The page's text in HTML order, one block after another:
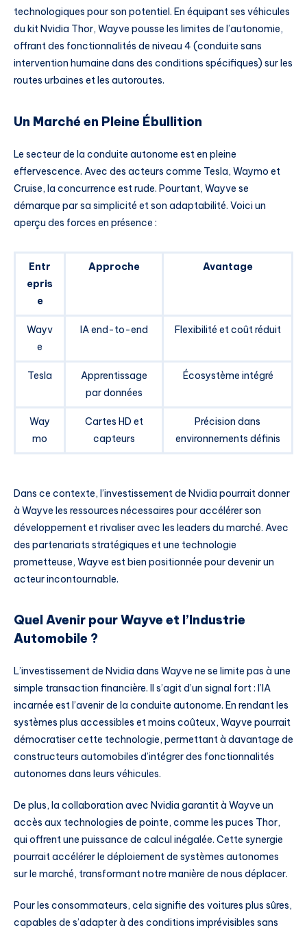
technologiques pour son potentiel. En équipant ses véhicules
du kit Nvidia Thor, Wayve pousse les limites de l’autonomie,
offrant des fonctionnalités de niveau 4 (conduite sans
intervention humaine dans des conditions spécifiques) sur les
routes urbaines et les autoroutes.
Un Marché en Pleine Ébullition
Le secteur de la conduite autonome est en pleine
effervescence. Avec des acteurs comme Tesla, Waymo et
Cruise, la concurrence est rude. Pourtant, Wayve se
démarque par sa simplicité et son adaptabilité. Voici un
aperçu des forces en présence :
Entr
epris
e
Approche Avantage
Wayv
e
IA end-to-end Flexibilité et coût réduit
Tesla
Apprentissage
par données
Écosystème intégré
Way
mo
Cartes HD et
capteurs
Précision dans
environnements définis
Dans ce contexte, l’investissement de Nvidia pourrait donner
à Wayve les ressources nécessaires pour accélérer son
développement et rivaliser avec les leaders du marché. Avec
des partenariats stratégiques et une technologie
prometteuse, Wayve est bien positionnée pour devenir un
acteur incontournable.
Quel Avenir pour Wayve et l’Industrie
Automobile ?
L’investissement de Nvidia dans Wayve ne se limite pas à une
simple transaction financière. Il s’agit d’un signal fort : l’IA
incarnée est l’avenir de la conduite autonome. En rendant les
systèmes plus accessibles et moins coûteux, Wayve pourrait
démocratiser cette technologie, permettant à davantage de
constructeurs automobiles d’intégrer des fonctionnalités
autonomes dans leurs véhicules.
De plus, la collaboration avec Nvidia garantit à Wayve un
accès aux technologies de pointe, comme les puces Thor,
qui offrent une puissance de calcul inégalée. Cette synergie
pourrait accélérer le déploiement de systèmes autonomes
sur le marché, transformant notre manière de nous déplacer.
Pour les consommateurs, cela signifie des voitures plus sûres,
capables de s’adapter à des conditions imprévisibles sans